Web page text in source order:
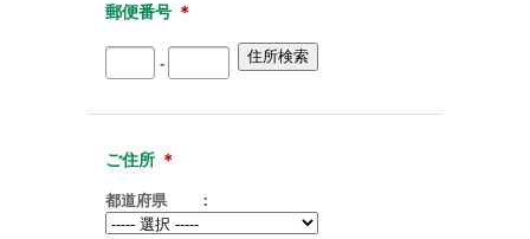
郵便番号 ＊
-
ご住所 ＊
都道府県 ：